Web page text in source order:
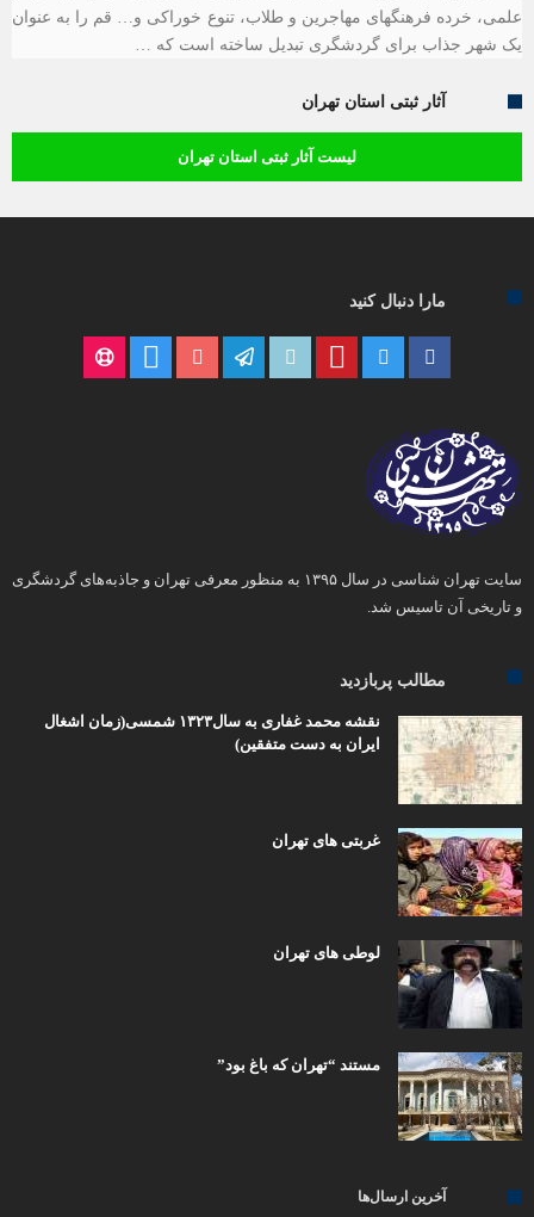
علمی، خرده فرهنگهای مهاجرین و طلاب، تنوع خوراکی و… قم را به عنوان
یک شهر جذاب برای گردشگری تبدیل ساخته است که …
آثار ثبتی استان تهران
لیست آثار ثبتی استان تهران
مارا دنبال کنید
سایت تهران شناسی در سال ۱۳۹۵ به منظور معرفی تهران و جاذبه‌های گردشگری
و تاریخی آن تاسیس شد.
مطالب پربازدید
نقشه محمد غفاری به سال۱۳۲۳ شمسی(زمان اشغال
ایران به دست متفقین)
غربتی های تهران
لوطی های تهران
مستند “تهران که باغ بود”
آخرین ارسال‌ها